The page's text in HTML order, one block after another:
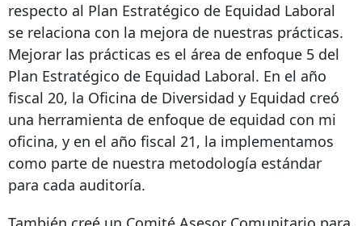
respecto al Plan Estratégico de Equidad Laboral
se relaciona con la mejora de nuestras prácticas.
Mejorar las prácticas es el área de enfoque 5 del
Plan Estratégico de Equidad Laboral. En el año
fiscal 20, la Oficina de Diversidad y Equidad creó
una herramienta de enfoque de equidad con mi
oficina, y en el año fiscal 21, la implementamos
como parte de nuestra metodología estándar
para cada auditoría.